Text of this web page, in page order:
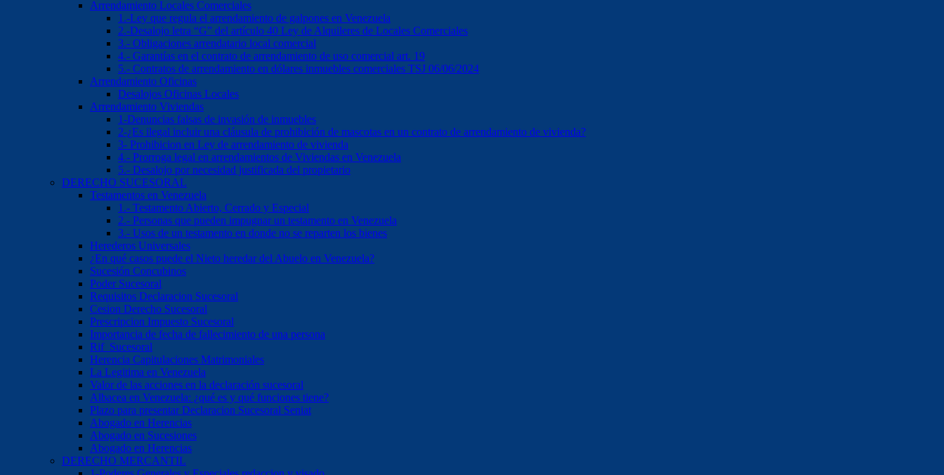
Arrendamiento Locales Comerciales
1.-Ley que regula el arrendamiento de galpones en Venezuela
2.-Desalojo letra “G” del artículo 40 Ley de Alquileres de Locales Comerciales
3.- Obligaciones arrendatario local comercial
4.- Garantías en el contrato de arrendamiento de uso comercial art. 19
5.- Contratos de arrendamiento en dólares inmuebles comerciales TSJ 06/06/2024
Arrendamiento Oficinas
Desalojos Oficinas Locales
Arrendamiento Viviendas
1-Denuncias falsas de invasión de inmuebles
2-¿Es ilegal incluir una cláusula de prohibición de mascotas en un contrato de arrendamiento de vivienda?
3- Prohibicion en Ley de arrendamiento de vivienda
4.- Prorroga legal en arrendamientos de Viviendas en Venezuela
5.- Desalojo por necesidad justificada del propietario
DERECHO SUCESORAL
Testamentos en Venezuela
1.- Testamento Abierto, Cerrado y Especial
2.- Personas que pueden impugnar un testamento en Venezuela
3.- Usos de un testamento en donde no se reparten los bienes
Herederos Universales
¿En qué casos puede el Nieto heredar del Abuelo en Venezuela?
Sucesión Concubinos
Poder Sucesoral
Requisitos Declaracion Sucesoral
Cesion Derecho Sucesoral
Prescripcion Impuesto Sucesoral
Importancia de fecha de fallecimiento de una persona
Rif Sucesoral
Herencia Capitulaciones Matrimoniales
La Legitima en Venezuela
Valor de las acciones en la declaración sucesoral
Albacea en Venezuela: ¿qué es y qué funciones tiene?
Plazo para presentar Declaracion Sucesoral Seniat
Abogado en Herencias
Abogado en Sucesiones
Abogado en Herencias
DERECHO MERCANTIL